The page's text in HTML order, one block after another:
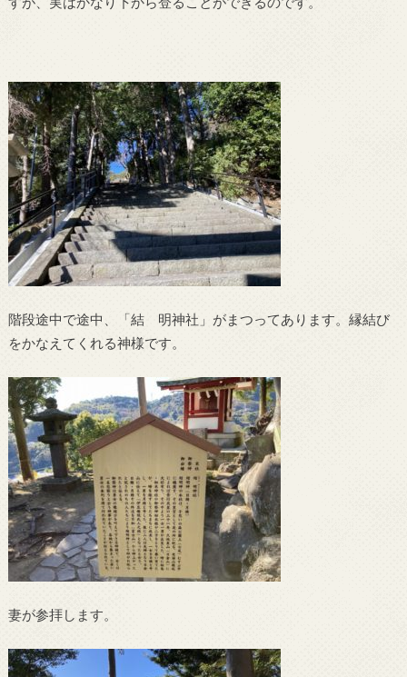
階段途中で途中、「結 明神社」がまつってあります。縁結び
をかなえてくれる神様です。
妻が参拝します。